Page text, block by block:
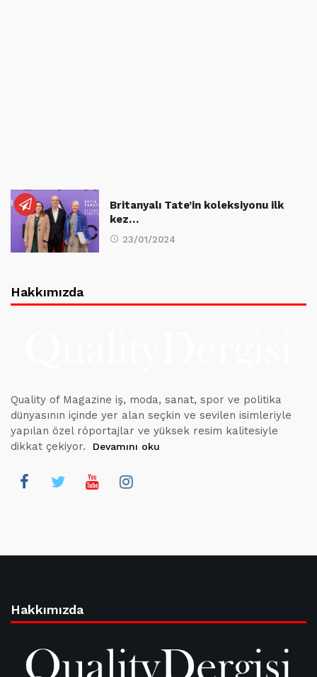
Britanyalı Tate’in koleksiyonu ilk
kez…
23/01/2024
Hakkımızda
Quality of Magazine iş, moda, sanat, spor ve politika
dünyasının içinde yer alan seçkin ve sevilen isimleriyle
yapılan özel röportajlar ve yüksek resim kalitesiyle
dikkat çekiyor.
Devamını oku
Hakkımızda